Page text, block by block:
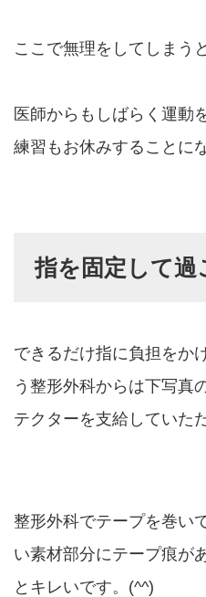
ここで無理をしてしまう
医師からもしばらく運動
練習もお休みすることに
指を固定して過
できるだけ指に負担をか
う整形外科からは下写真
テクターを支給していた
整形外科でテープを巻い
い素材部分にテープ痕が
とキレいです。(^^)